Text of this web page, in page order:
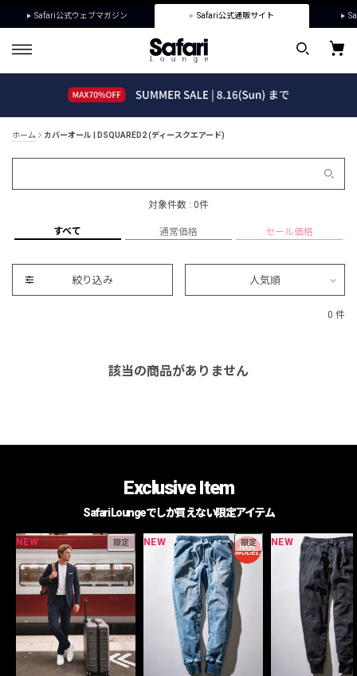
Safari公式ウェブマガジン Safari公式通販サイト
ホーム カバーオール | DSQUARED2 (ディースクエアード)
対象件数 : 0件
すべて 通常価格 セール価格
絞り込み 人気順
0 件
該当の商品がありません
Exclusive Item
Safari Loungeでしか買えない限定アイテム
NEW 限定 NEW 限定 NEW